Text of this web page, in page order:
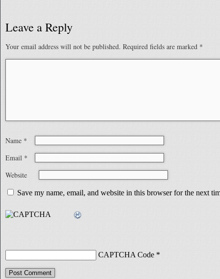
Leave a Reply
Your email address will not be published. Required fields are marked *
Name *
Email *
Website
Save my name, email, and website in this browser for the next
CAPTCHA Code *